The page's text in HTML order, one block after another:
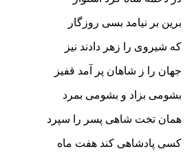
برین بر نیامد بسى روزگار
که شیروى را زهر دادند نیز
جهان را ز شاهان پر آمد قفیز
بشومى بزاد و بشومى بمرد
همان تخت شاهى پسر را سپرد
کسى پادشاهى کند هفت ماه